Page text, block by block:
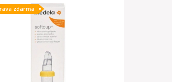
zdarma